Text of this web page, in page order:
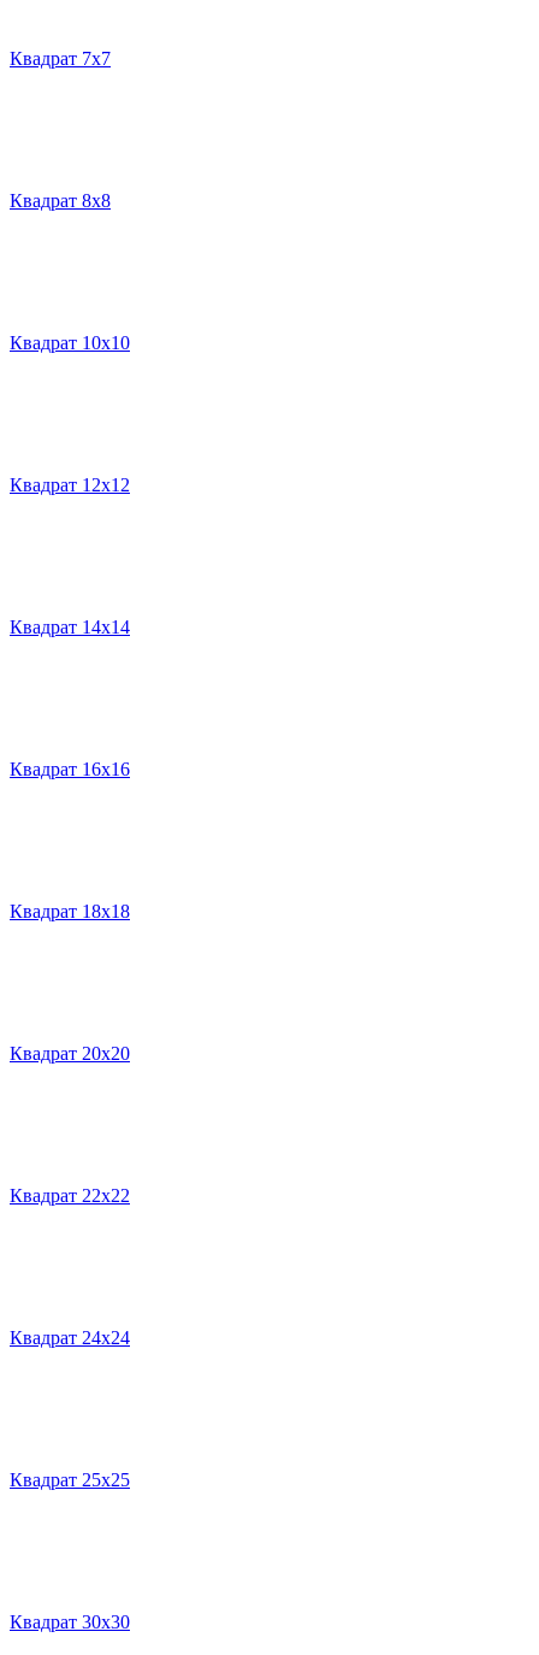
Квадрат 7х7
Квадрат 8х8
Квадрат 10х10
Квадрат 12х12
Квадрат 14х14
Квадрат 16х16
Квадрат 18х18
Квадрат 20х20
Квадрат 22х22
Квадрат 24х24
Квадрат 25х25
Квадрат 30х30